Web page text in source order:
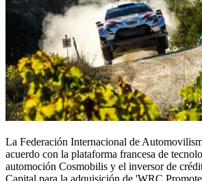
La Federación Internacional de
acuerdo con la plataforma francesa de
automoción Cosmobilis y el inversor de
Capital para la adquisición de 'WRC